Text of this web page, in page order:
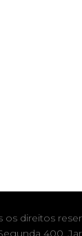
os direitos
400,